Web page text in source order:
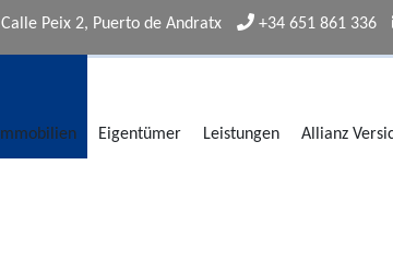
Calle Peix 2, Puerto de Andratx +34 651 861 336
Immobilien Eigentümer Leistungen Allianz